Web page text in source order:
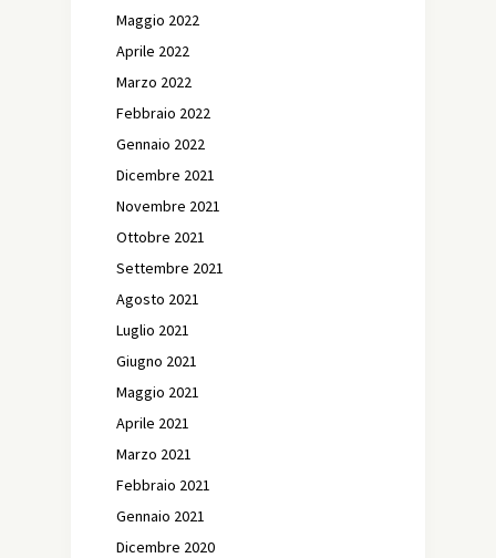
Maggio 2022
Aprile 2022
Marzo 2022
Febbraio 2022
Gennaio 2022
Dicembre 2021
Novembre 2021
Ottobre 2021
Settembre 2021
Agosto 2021
Luglio 2021
Giugno 2021
Maggio 2021
Aprile 2021
Marzo 2021
Febbraio 2021
Gennaio 2021
Dicembre 2020